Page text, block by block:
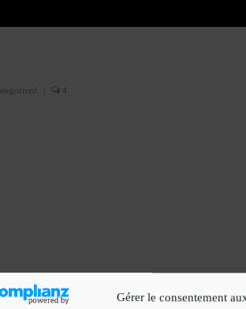
Gérer le consentement
4